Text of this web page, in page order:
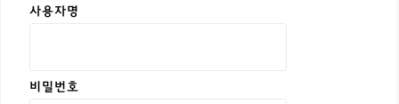
사용자명
비밀번호